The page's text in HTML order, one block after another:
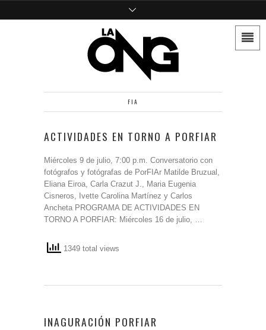
FIA
ACTIVIDADES EN TORNO A PORFIAR
Miércoles 9 de julio, 7:00 p.m. Conversatorio con
fotógrafos y fotógrafas de PorFIAr Matilde Bruzual,
Eliana Eiroa, Carla Crazut J., Maria Eugenia
Cisneros, Ivette Carolina Martínez y Carlos
Ancheta PROGRAMA DE ACTIVIDADES EN
TORNO A PORFIAR: Miércoles 16 de julio, …
1349 total views
INAGURACIÓN PORFIAR